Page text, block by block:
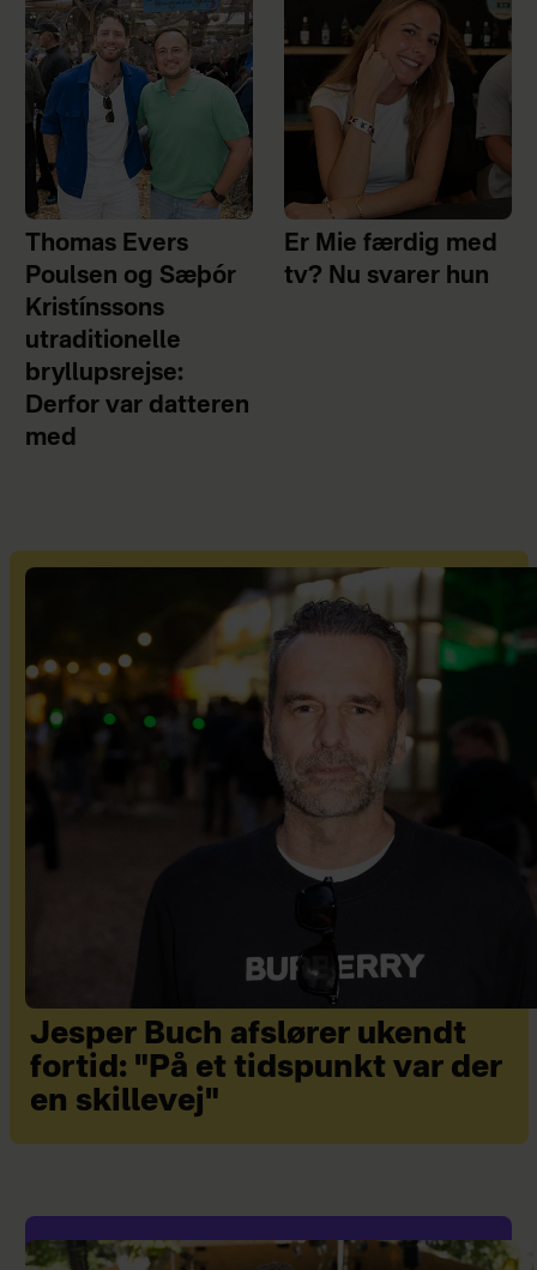
Thomas Evers
Poulsen og Sæþór
Kristínssons
utraditionelle
bryllupsrejse:
Derfor var datteren
med
Er Mie færdig med
tv? Nu svarer hun
Jesper Buch afslører ukendt
fortid: "På et tidspunkt var der
en skillevej"